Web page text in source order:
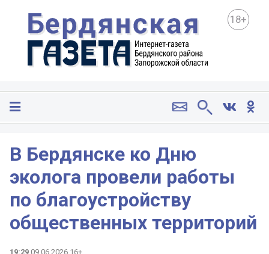
18+
В Бердянске ко Дню
эколога провели работы
по благоустройству
общественных территорий
19:29 09.06.2026 16+